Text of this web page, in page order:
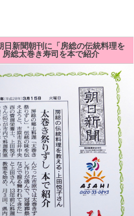
日新聞朝刊に「房総の伝統料理を
総太巻き寿司を本で紹介